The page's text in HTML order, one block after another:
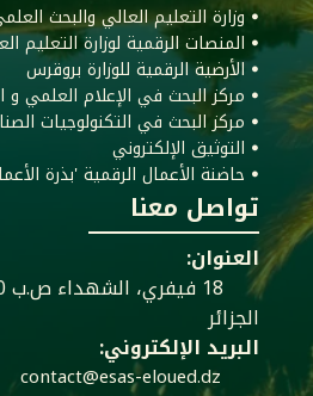
ꔷ وزارة التعليم العالي والبحث العلمي
ꔷ المنصات الرقمية لوزارة التعليم العالي والبحث العلم
ꔷ الأرضية الرقمية للوزارة بروقرس
ꔷ مركز البحث في الإعلام العلمي و التقني
ꔷ مركز البحث في التكنولوجيات الصناعية
ꔷ التوثيق الإلكتروني
ꔷ حاضنة الأعمال الرقمية 'بذرة الأعمال'
تواصل معنا
العنوان:
الجزائر
البريد الإلكتروني:
contact@esas-eloued.dz